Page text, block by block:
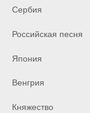
Сербия
Российская песня
Япония
Венгрия
Княжество